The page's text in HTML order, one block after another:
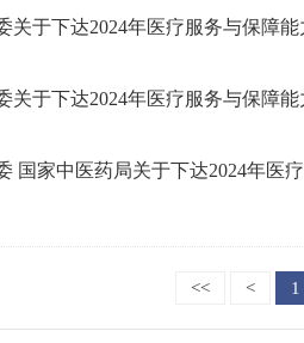
关于下达2024年医疗服务与保障
关于下达2024年医疗服务与保障
国家中医药局关于下达2024年
<< < 1